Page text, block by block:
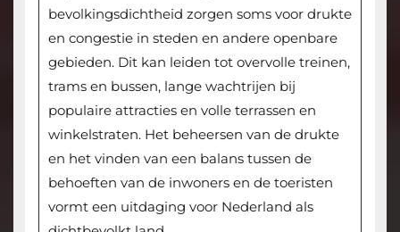
bevolkingsdichtheid zorgen soms voor drukte
en congestie in steden en andere openbare
gebieden. Dit kan leiden tot overvolle treinen,
trams en bussen, lange wachtrijen bij
populaire attracties en volle terrassen en
winkelstraten. Het beheersen van de drukte
en het vinden van een balans tussen de
behoeften van de inwoners en de toeristen
vormt een uitdaging voor Nederland als